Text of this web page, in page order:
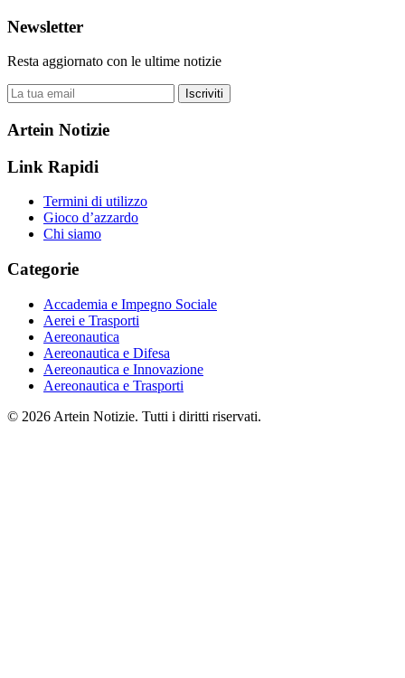
Newsletter
Resta aggiornato con le ultime notizie
Iscriviti
Artein Notizie
Link Rapidi
Termini di utilizzo
Gioco d’azzardo
Chi siamo
Categorie
Accademia e Impegno Sociale
Aerei e Trasporti
Aereonautica
Aereonautica e Difesa
Aereonautica e Innovazione
Aereonautica e Trasporti
© 2026 Artein Notizie. Tutti i diritti riservati.